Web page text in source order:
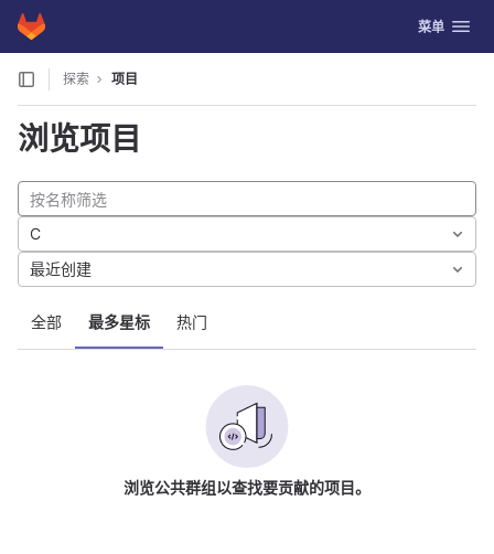
Skip to content
GitLab 切换导航
菜单
探索 项目
浏览项目
全部 最多星标 热门
C
最近创建
浏览公共群组以查找要贡献的项目。